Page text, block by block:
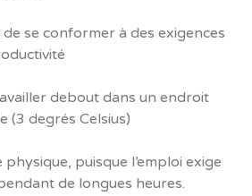
se conformer à des exigences
debout dans un endroit
(3 degrés Celsius)
puisque l’emploi exige
de longues heures.